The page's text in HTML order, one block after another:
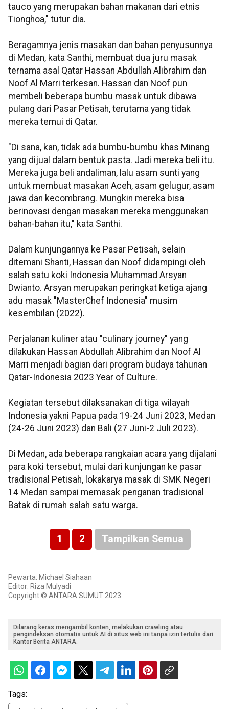
tauco yang merupakan bahan makanan dari etnis
Tionghoa," tutur dia.
Beragamnya jenis masakan dan bahan penyusunnya
di Medan, kata Santhi, membuat dua juru masak
ternama asal Qatar Hassan Abdullah Alibrahim dan
Noof Al Marri terkesan. Hassan dan Noof pun
membeli beberapa bumbu masak untuk dibawa
pulang dari Pasar Petisah, terutama yang tidak
mereka temui di Qatar.
"Di sana, kan, tidak ada bumbu-bumbu khas Minang
yang dijual dalam bentuk pasta. Jadi mereka beli itu.
Mereka juga beli andaliman, lalu asam sunti yang
untuk membuat masakan Aceh, asam gelugur, asam
jawa dan kecombrang. Mungkin mereka bisa
berinovasi dengan masakan mereka menggunakan
bahan-bahan itu," kata Santhi.
Dalam kunjungannya ke Pasar Petisah, selain
ditemani Shanti, Hassan dan Noof didampingi oleh
salah satu koki Indonesia Muhammad Arsyan
Dwianto. Arsyan merupakan peringkat ketiga ajang
adu masak "MasterChef Indonesia" musim
kesembilan (2022).
Perjalanan kuliner atau "culinary journey" yang
dilakukan Hassan Abdullah Alibrahim dan Noof Al
Marri menjadi bagian dari program budaya tahunan
Qatar-Indonesia 2023 Year of Culture.
Kegiatan tersebut dilaksanakan di tiga wilayah
Indonesia yakni Papua pada 19-24 Juni 2023, Medan
(24-26 Juni 2023) dan Bali (27 Juni-2 Juli 2023).
Di Medan, ada beberapa rangkaian acara yang dijalani
para koki tersebut, mulai dari kunjungan ke pasar
tradisional Petisah, lokakarya masak di SMK Negeri
14 Medan sampai memasak penganan tradisional
Batak di rumah salah satu warga.
1 2 Tampilkan Semua
Pewarta: Michael Siahaan
Editor: Riza Mulyadi
Copyright © ANTARA SUMUT 2023
Dilarang keras mengambil konten, melakukan crawling atau
pengindeksan otomatis untuk AI di situs web ini tanpa izin tertulis dari
Kantor Berita ANTARA.
Tags: